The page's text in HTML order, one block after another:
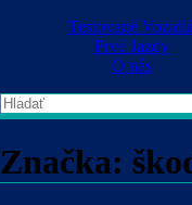
Skip
to
content
Testované Vozidlá
Prvé Jazdy
O nás
Značka: